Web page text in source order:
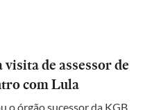
de assessor de
com Lula
o órgão sucessor da KGB,